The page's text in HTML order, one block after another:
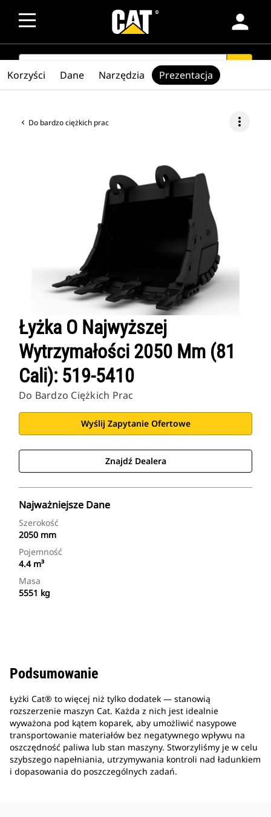
person
SEARCH
Do bardzo ciężkich prac more_vert
Łyżka O Najwyższej
Wytrzymałości 2050 Mm (81
Cali): 519-5410
Do Bardzo Ciężkich Prac
Wyślij Zapytanie Ofertowe
Znajdź Dealera
Najważniejsze Dane
Szerokość
2050 mm
Pojemność
4.4 m³
Masa
5551 kg
Korzyści Dane Narzędzia Prezentacja
Podsumowanie
Łyżki Cat® to więcej niż tylko dodatek — stanowią
rozszerzenie maszyn Cat. Każda z nich jest idealnie
wyważona pod kątem koparek, aby umożliwić nasypowe
transportowanie materiałów bez negatywnego wpływu na
oszczędność paliwa lub stan maszyny. Stworzyliśmy je w celu
szybszego napełniania, utrzymywania kontroli nad ładunkiem
i dopasowania do poszczególnych zadań.